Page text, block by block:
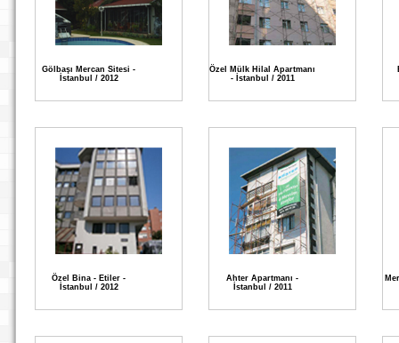
Gölbaşı Mercan Sitesi -
İstanbul / 2012
Özel Mülk Hilal Apartmanı
- İstanbul / 2011
Özel Bina - Etiler -
İstanbul / 2012
Ahter Apartmanı -
İstanbul / 2011